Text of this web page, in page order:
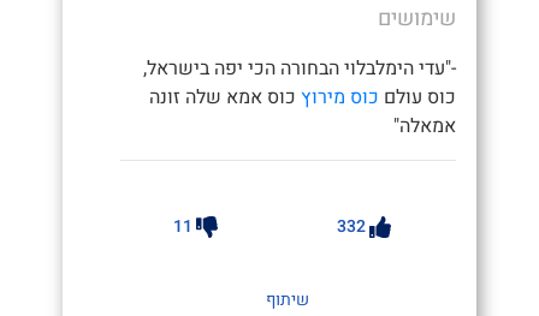
שימושים
-"עדי הימלבלוי הבחורה הכי יפה בישראל,
כוס עולם כוס מירוץ כוס אמא שלה זונה
אמאלה"
332
11
שיתוף